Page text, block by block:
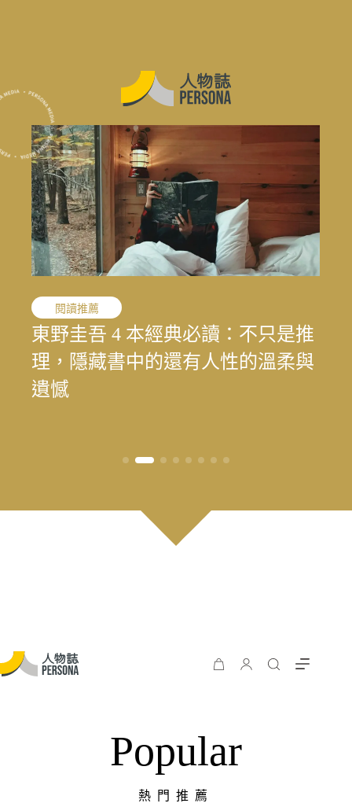
花蓮震後專題
結合地方創生與文化生態的永續旅
遊 重塑花蓮觀光新模式
職人精神
「我的課題不是變成女人，而是成
為我喜歡的自己」——最美律師樂
樂（陳漢章）的 40 年修課
閱讀推薦
東野圭吾 4 本經典必讀：不只是推
理，隱藏書中的還有人性的溫柔與
遺憾
敘事醫學
寫下病房裡沒說出口的心情：林口
長庚醫院兒童過敏氣喘風溼科主治
醫師林思偕，談書寫與渴望被理解
職人精神
文史收藏家劉國煒，在泛黃文史資
料中，續留臺灣樂壇過往風華
演藝人生
一雙鼓棒敲過一甲子，「台灣鼓
王」黃瑞豐見證臺灣主流音樂的時
代更迭
媒體先鋒
王小棣：從問題學生到臺灣影視推
手，始終相信人的可能
花蓮震後專題
太魯閣按下暫停鍵後，花蓮觀光何
時再現榮景？震後兩年，觀光與永
續發展的轉型考題
花蓮震後專題
結合地方創生與文化生態的永續旅
遊 重塑花蓮觀光新模式
職人精神
「我的課題不是變成女人，而是成
為我喜歡的自己」——最美律師樂
樂（陳漢章）的 40 年修課
Popular
熱門推薦